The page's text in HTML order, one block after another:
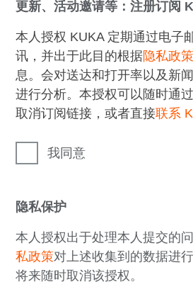
更新、活动邀请等：注册订阅
本人授权 KUKA 定期通过电子
讯，并出于此目的根据隐私政
息。会对送达和打开率以及新
进行分析。本授权可以随时通
取消订阅链接，或者直接联系
我同意
隐私保护
本人授权出于处理本人提交的
私政策对上述收集到的数据进
将来随时取消该授权。